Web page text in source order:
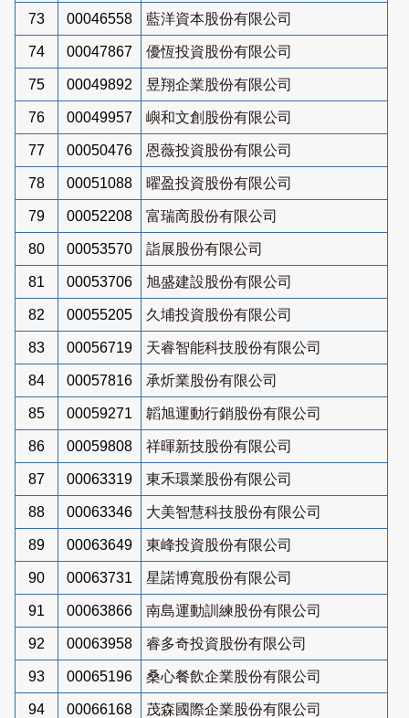
73 00046558 藍洋資本股份有限公司
74 00047867 優恆投資股份有限公司
75 00049892 昱翔企業股份有限公司
76 00049957 嶼和文創股份有限公司
77 00050476 恩薇投資股份有限公司
78 00051088 曜盈投資股份有限公司
79 00052208 富瑞啇股份有限公司
80 00053570 詣展股份有限公司
81 00053706 旭盛建設股份有限公司
82 00055205 久埔投資股份有限公司
83 00056719 天睿智能科技股份有限公司
84 00057816 承炘業股份有限公司
85 00059271 韜旭運動行銷股份有限公司
86 00059808 祥暉新技股份有限公司
87 00063319 東禾環業股份有限公司
88 00063346 大美智慧科技股份有限公司
89 00063649 東峰投資股份有限公司
90 00063731 星諾博寬股份有限公司
91 00063866 南島運動訓練股份有限公司
92 00063958 睿多奇投資股份有限公司
93 00065196 桑心餐飲企業股份有限公司
94 00066168 茂森國際企業股份有限公司